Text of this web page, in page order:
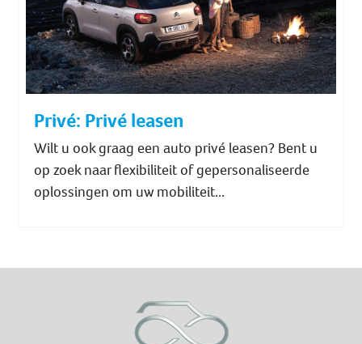
Privé: Privé leasen
Wilt u ook graag een auto privé leasen? Bent u
op zoek naar flexibiliteit of gepersonaliseerde
oplossingen om uw mobiliteit...